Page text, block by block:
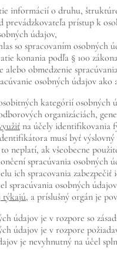
informácií o druhu,
prevádzkovateľa prístup k
údajov,
so spracovaním
konania podľa § 100
alebo obmedzenie
osobných údajov ako
kategórií
organizáciách,
na účely identifikovania
musí byť
neplatí, ak všeobecne
spracúvania osobných
ich spracovania
spracúvania osobných
týkajú, a príslušný orgán je
údajov je v rozpore so
údajov je v rozpore
je nevyhnutný na účel